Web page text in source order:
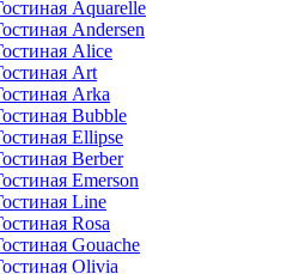
Aquarelle
Andersen
Alice
Art
Arka
Bubble
Ellipse
Berber
Emerson
Line
Rosa
Gouache
Olivia